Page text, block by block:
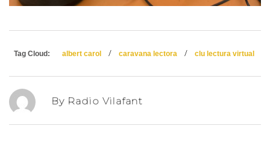
Tag Cloud: albert carol / caravana lectora / clu lectura virtual
By Radio Vilafant